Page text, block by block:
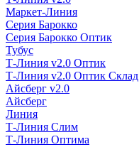
Маркет-Линия
Серия Барокко
Серия Барокко Оптик
Тубус
Т-Линия v2.0 Оптик
Т-Линия v2.0 Оптик Склад
Айсберг v2.0
Айсберг
Линия
Т-Линия Слим
Т-Линия Оптима